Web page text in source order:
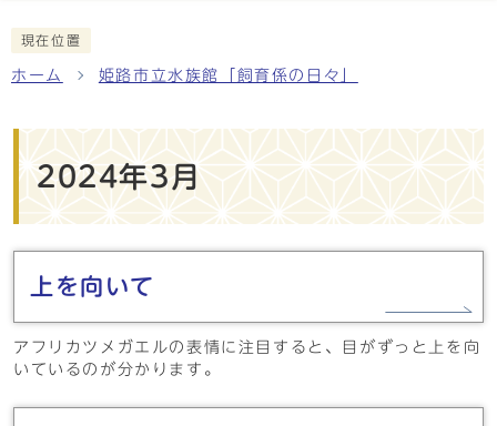
現在位置
ホーム 姫路市立水族館「飼育係の日々」
2024年3月
上を向いて
アフリカツメガエルの表情に注目すると、目がずっと上を向
いているのが分かります。